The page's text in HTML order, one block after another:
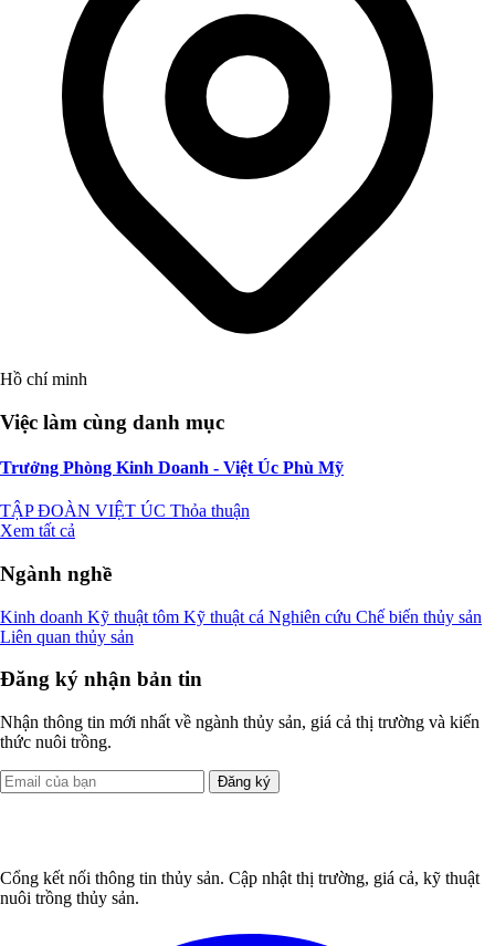
Hồ chí minh
Việc làm cùng danh mục
Trưởng Phòng Kinh Doanh - Việt Úc Phù Mỹ
TẬP ĐOÀN VIỆT ÚC Thỏa thuận
Xem tất cả
Ngành nghề
Kinh doanh Kỹ thuật tôm Kỹ thuật cá Nghiên cứu Chế biến thủy sản
Liên quan thủy sản
Đăng ký nhận bản tin
Nhận thông tin mới nhất về ngành thủy sản, giá cả thị trường và kiến
thức nuôi trồng.
Đăng ký
Cổng kết nối thông tin thủy sản. Cập nhật thị trường, giá cả, kỹ thuật
nuôi trồng thủy sản.